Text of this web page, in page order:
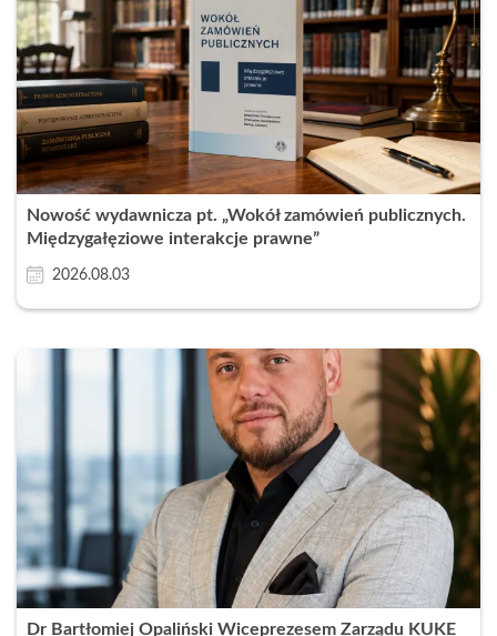
Nowość wydawnicza pt. „Wokół zamówień publicznych.
Międzygałęziowe interakcje prawne”
2026.08.03
Dr Bartłomiej Opaliński Wiceprezesem Zarządu KUKE